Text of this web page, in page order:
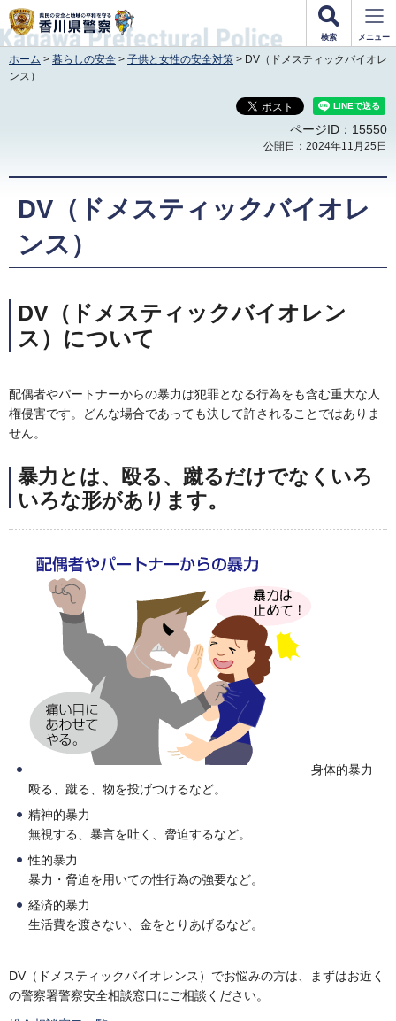
香川県警察
検索 メニュー
ホーム > 暮らしの安全 > 子供と女性の安全対策 > DV（ドメスティックバイオレ
ンス）
ページID：15550
公開日：2024年11月25日
DV（ドメスティックバイオレ
ンス）
DV（ドメスティックバイオレン
ス）について
配偶者やパートナーからの暴力は犯罪となる行為をも含む重大な人
権侵害です。どんな場合であっても決して許されることではありま
せん。
暴力とは、殴る、蹴るだけでなくいろ
いろな形があります。
身体的暴力
殴る、蹴る、物を投げつけるなど。
精神的暴力
無視する、暴言を吐く、脅迫するなど。
性的暴力
暴力・脅迫を用いての性行為の強要など。
経済的暴力
生活費を渡さない、金をとりあげるなど。
DV（ドメスティックバイオレンス）でお悩みの方は、まずはお近く
の警察署警察安全相談窓口にご相談ください。